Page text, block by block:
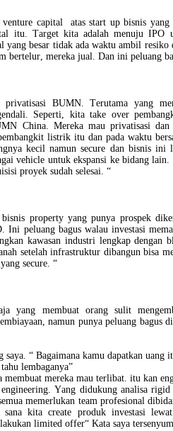
capital atas start up bisnis yang
itu. Target kita adalah menuju IPO
yang besar tidak ada waktu ambil resiko
bertelur, mereka jual. Dan ini peluang
BUMN. Terutama yang
Seperti, kita take over
China. Mereka mau privatisasi
listrik itu dan pada waktu
kecil namun secure dan bisnis ini
vehicle untuk ekspansi ke bidang
proyek sudah selesai. “
property yang punya prospek
Ini peluang bagus walau investasi
kawasan industri lengkap dengan
setelah infrastruktur dibangun bisa
secure. “
yang membuat orang sulit
namun punya peluang bagus
saya. “ Bagaimana kamu dapatkan uang
lembaganya”
membuat mereka mau terlibat. itu kan
Yang didukung analisa rigid
memerlukan team profesional
kita create produk investasi lewat
limited offer“ Kata saya